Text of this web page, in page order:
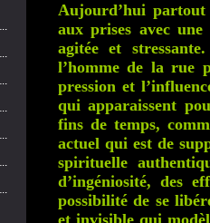
Aujourd’hui
aux prises avec
agitée et
l’homme de la rue
pression et
qui apparaissent
fins de temps,
actuel qui est de
spirituelle
d’ingéniosité, des
possibilité de se
et invisible qui